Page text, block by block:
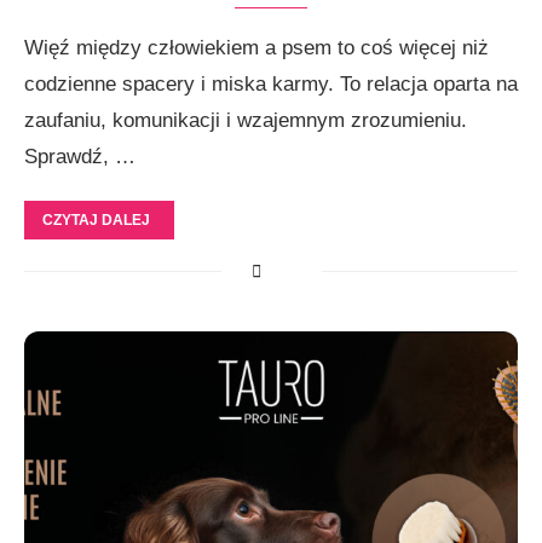
Więź między człowiekiem a psem to coś więcej niż
codzienne spacery i miska karmy. To relacja oparta na
zaufaniu, komunikacji i wzajemnym zrozumieniu.
Sprawdź, …
CZYTAJ DALEJ